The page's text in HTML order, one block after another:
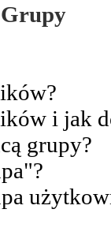
i jak
grupy?